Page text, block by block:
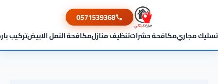
تسليك مجاريمكافحة حشراتتنظيف منازلمكافحة النمل الابيضتركيب
0571539368